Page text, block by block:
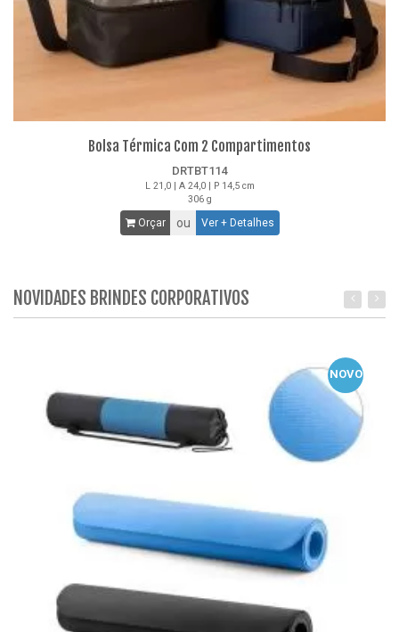
Bolsa Térmica Com 2 Compartimentos
DRTBT114
L 21,0 | A 24,0 | P 14,5 cm
306 g
Orçar ou Ver + Detalhes
NOVIDADES BRINDES CORPORATIVOS
NOVO